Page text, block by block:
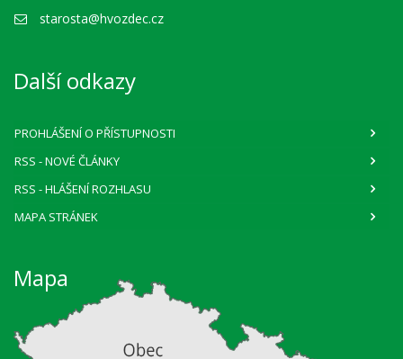
starosta@hvozdec.cz
Další odkazy
PROHLÁŠENÍ O PŘÍSTUPNOSTI
RSS - NOVÉ ČLÁNKY
RSS - HLÁŠENÍ ROZHLASU
MAPA STRÁNEK
Mapa